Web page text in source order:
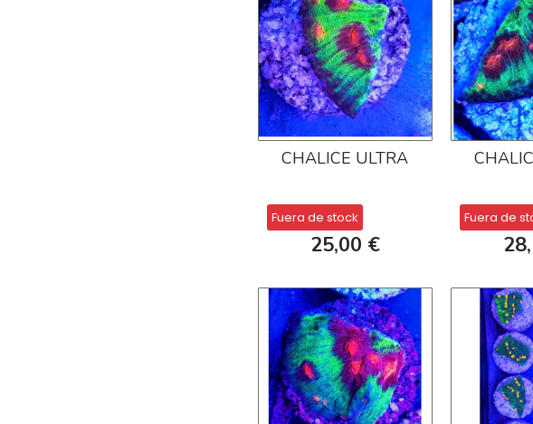
CHALICE ULTRA
Fuera de stock
25,00 €
Fuera de